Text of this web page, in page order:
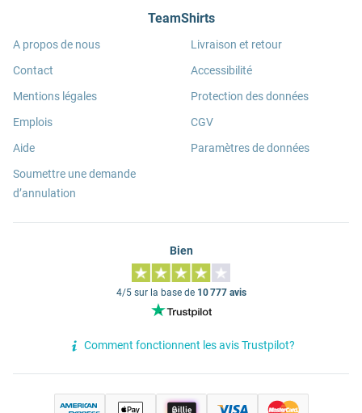
TeamShirts
A propos de nous
Contact
Mentions légales
Emplois
Aide
Soumettre une demande
d’annulation
Livraison et retour
Accessibilité
Protection des données
CGV
Paramètres de données
Bien
4/5 sur la base de 10 777 avis
Comment fonctionnent les avis Trustpilot?